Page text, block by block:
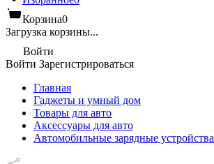
Корзина0
Загрузка корзины...
Войти
Войти Зарегистрироваться
Главная
Гаджеты и умный дом
Товары для авто
Аксессуары для авто
Автомобильные зарядные устройства